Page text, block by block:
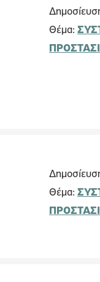
Θέμα:
Θέμα: